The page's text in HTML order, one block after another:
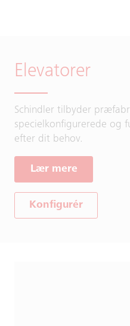
Elevatorer
Schindler tilbyder
specielkonfigurerede og
efter dit behov.
Lær mere
Konfigurér